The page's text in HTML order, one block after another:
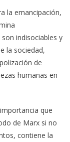
la emancipación,
indisociables y
la sociedad,
de
humanas en
que
de Marx si no
contiene la